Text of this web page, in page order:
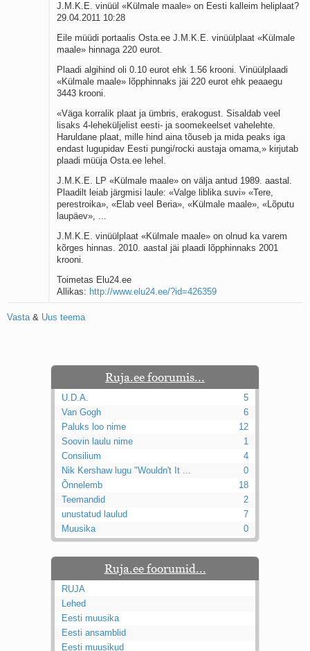
J.M.K.E. vinüül «Külmale maale» on Eesti kalleim heliplaat?
29.04.2011 10:28
Eile müüdi portaalis Osta.ee J.M.K.E. vinüülplaat «Külmale
maale» hinnaga 220 eurot.
Plaadi algihind oli 0.10 eurot ehk 1.56 krooni. Vinüülplaadi
«Külmale maale» lõpphinnaks jäi 220 eurot ehk peaaegu
3443 krooni.
«Väga korralik plaat ja ümbris, erakogust. Sisaldab veel
lisaks 4-leheküljelist eesti- ja soomekeelset vahelehte.
Haruldane plaat, mille hind aina tõuseb ja mida peaks iga
endast lugupidav Eesti pungi/rocki austaja omama,» kirjutab
plaadi müüja Osta.ee lehel.
J.M.K.E. LP «Külmale maale» on välja antud 1989. aastal.
Plaadilt leiab järgmisi laule: «Valge liblika suvi» «Tere,
perestroika», «Elab veel Beria», «Külmale maale», «Lõputu
laupäev», ...
J.M.K.E. vinüülplaat «Külmale maale» on olnud ka varem
kõrges hinnas. 2010. aastal jäi plaadi lõpphinnaks 2001
krooni.
Toimetas Elu24.ee
Allikas: http://www.elu24.ee/?id=426359
Vasta& Uus teema
Ruja.ee foorumis...
U.D.A.
5
Van Gogh
6
Paluks loo nime
12
Soovin laulu nime
1
Consilium
4
Nik Kershaw lugu "Wouldn't It ...
0
Õnnelemb
18
Teemandid
2
unustatud laulud
7
Muusika
0
Ruja.ee foorumid...
RUJA
Lehed
Eesti muusika
Eesti ansamblid
Eesti muusikud